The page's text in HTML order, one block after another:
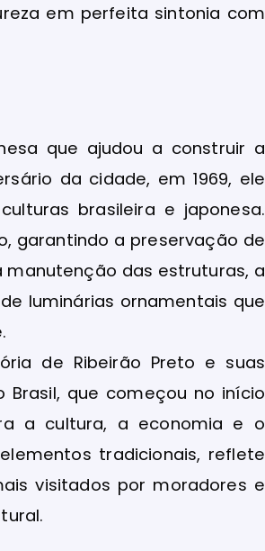
em perfeita sintonia com
que ajudou a construir a
da cidade, em 1969, ele
brasileira e japonesa.
garantindo a preservação de
manutenção das estruturas, a
luminárias ornamentais que
de Ribeirão Preto e suas
Brasil, que começou no início
a cultura, a economia e o
tradicionais, reflete
visitados por moradores e